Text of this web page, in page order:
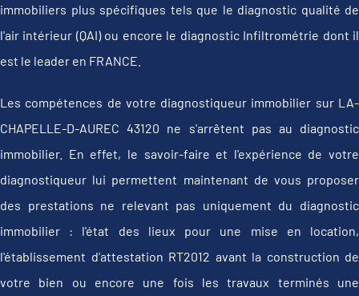
immobiliers plus spécifiques tels que le diagnostic qualité de
l'air intérieur (QAI) ou encore le diagnostic Infiltrométrie dont il
est le leader en FRANCE.
Les compétences de votre diagnostiqueur immobilier sur LA-
CHAPELLE-D-AUREC 43120 ne s'arrêtent pas au diagnostic
immobilier. En effet, le savoir-faire et l'expérience de votre
diagnostiqueur lui permettent maintenant de vous proposer
des prestations ne relevant pas uniquement du diagnostic
immobilier : l'état des lieux pour une mise en location,
l'établissement d’attestation RT2012 avant la construction de
votre bien ou encore une fois les travaux terminés une